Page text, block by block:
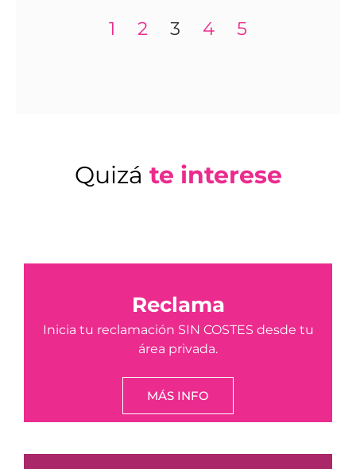
1 2 3 4 5
Quizá te interese
Reclama
Inicia tu reclamación SIN COSTES desde tu
área privada.
MÁS INFO